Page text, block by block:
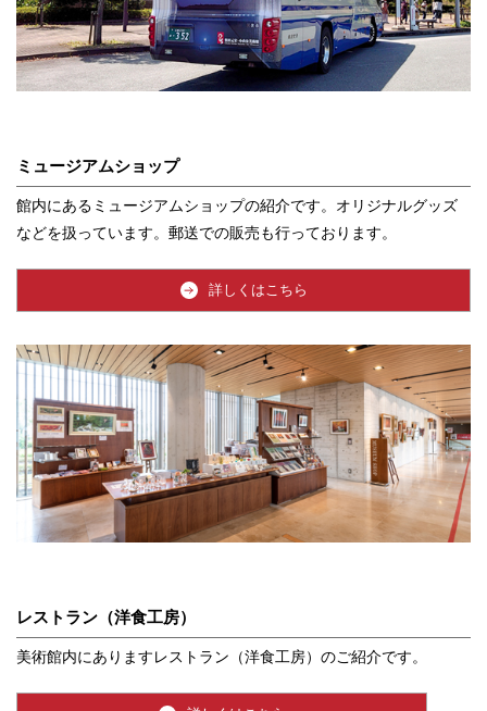
ミュージアムショップ
館内にあるミュージアムショップの紹介です。オリジナルグッズ
などを扱っています。郵送での販売も行っております。
詳しくはこちら
レストラン（洋食工房）
美術館内にありますレストラン（洋食工房）のご紹介です。